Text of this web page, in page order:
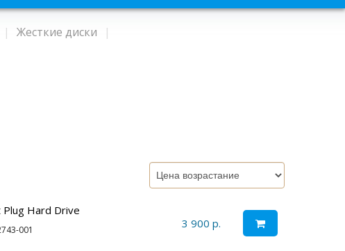
Жесткие диски
Plug Hard Drive
001 3 900 р.